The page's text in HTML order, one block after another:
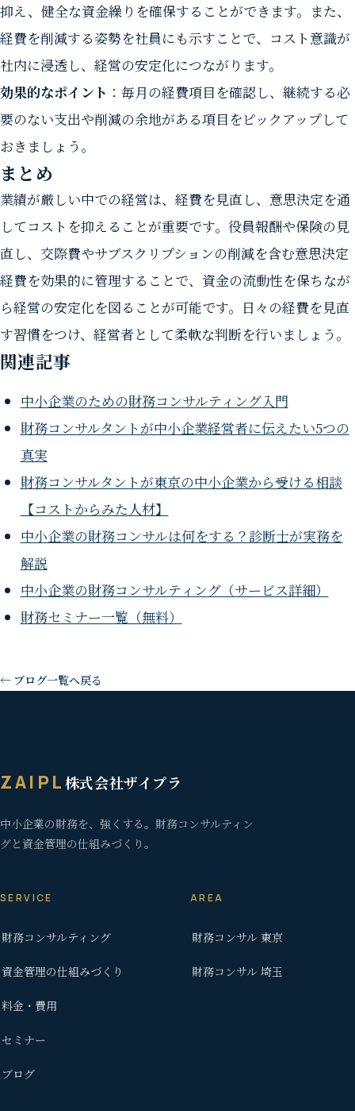
抑え、健全な資金繰りを確保することができます。また、
経費を削減する姿勢を社員にも示すことで、コスト意識が
社内に浸透し、経営の安定化につながります。
効果的なポイント ：毎月の経費項目を確認し、継続する必
要のない支出や削減の余地がある項目をピックアップして
おきましょう。
まとめ
業績が厳しい中での経営は、経費を見直し、意思決定を通
してコストを抑えることが重要です。役員報酬や保険の見
直し、交際費やサブスクリプションの削減を含む意思決定
経費を効果的に管理することで、資金の流動性を保ちなが
ら経営の安定化を図ることが可能です。日々の経費を見直
す習慣をつけ、経営者として柔軟な判断を行いましょう。
関連記事
中小企業のための財務コンサルティング入門
財務コンサルタントが中小企業経営者に伝えたい5つの
真実
財務コンサルタントが東京の中小企業から受ける相談
【コストからみた人材】
中小企業の財務コンサルは何をする？診断士が実務を
解説
中小企業の財務コンサルティング（サービス詳細）
財務セミナー一覧（無料）
← ブログ一覧へ戻る
ZAIPL株式会社ザイプラ
中小企業の財務を、強くする。財務コンサルティン
グと資金管理の仕組みづくり。
SERVICE
財務コンサルティング
資金管理の仕組みづくり
料金・費用
セミナー
ブログ
AREA
財務コンサル 東京
財務コンサル 埼玉